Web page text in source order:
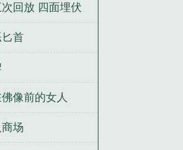
回放 四面埋伏
首
像前的女人
场